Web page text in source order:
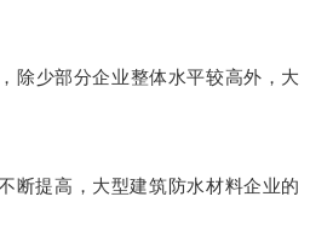
除少部分企业整体水平较高外，大
断提高，大型建筑防水材料企业的